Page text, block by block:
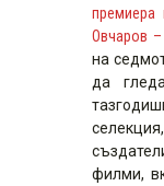
премиера
Овчаров –
на
да
филми,